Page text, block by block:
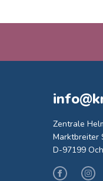
Zentrale
Marktbreiter
D-97199
Facebook